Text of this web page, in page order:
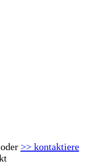
oder >> kontaktiere